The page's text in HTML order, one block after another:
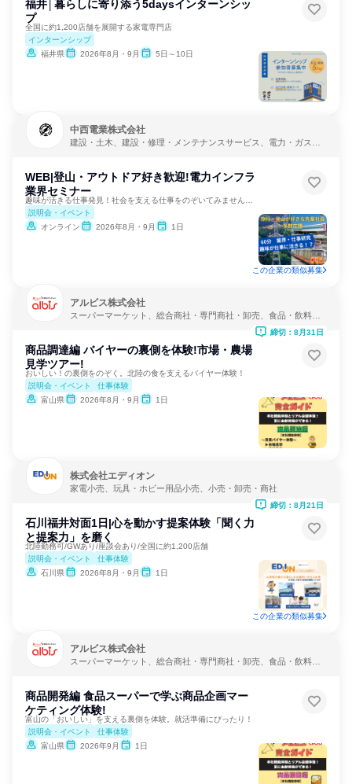
福井│暮らしに寄り添う5daysインターンシッ
プ
全国に約1,200店舗を展開する家電専門店
インターンシップ
福井県
2026年8月・9月 5日～10日
中西電業株式会社
建設・土木、建設・修理・メンテナンスサービス、電力・ガス・
WEB|登山・アウトドア好き歓迎!電力インフラ
業界セミナー
説明会・イベント
オンライン
2026年8月・9月 1日
この企業の類似募集
アルビス株式会社
スーパーマーケット、総合商社・専門商社・卸売、食品・飲料メ
商品調達編 バイヤーの裏側を体験!市場・農場
見学ツアー!
おいしい！の裏側をのぞく。北陸の食を支えるバイヤー体験！
説明会・イベント
仕事体験
富山県
2026年8月・9月 1日
締切：8月31日
株式会社エディオン
家電小売、玩具・ホビー用品小売、小売・卸売・商社
石川福井対面1日|心を動かす提案体験「聞く力
と提案力」を磨く
北陸勤務可/GWあり/座談会あり/全国に約1,200店舗
説明会・イベント
仕事体験
石川県
2026年8月・9月 1日
締切：8月21日
この企業の類似募集
アルビス株式会社
スーパーマーケット、総合商社・専門商社・卸売、食品・飲料メ
商品開発編 食品スーパーで学ぶ商品企画マー
ケティング体験!
富山の「おいしい」を支える裏側を体験。就活準備にぴったり！
説明会・イベント
仕事体験
富山県
2026年9月 1日